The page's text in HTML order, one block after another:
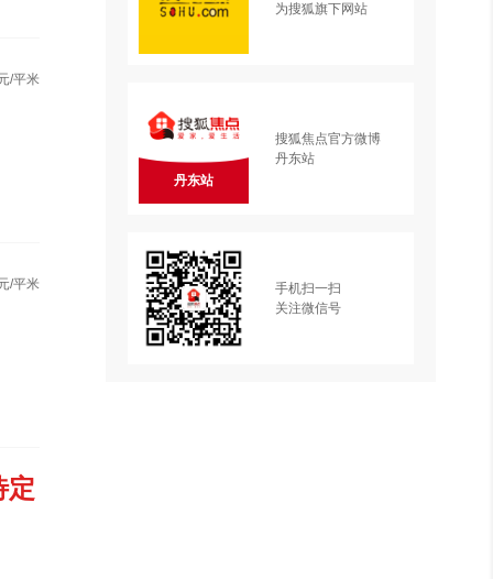
/平米
/平米
定
为搜狐旗下网站
丹东站
搜狐焦点官方微博
丹东站
手机扫一扫
关注微信号